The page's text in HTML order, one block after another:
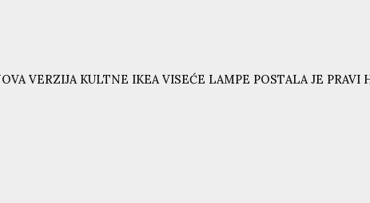
VERZIJA KULTNE IKEA VISEĆE LAMPE POSTALA JE PRAVI